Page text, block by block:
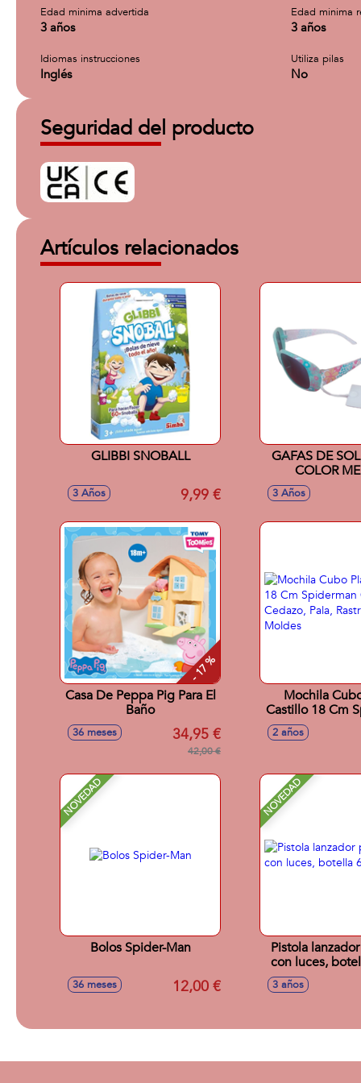
Edad minima advertida
3 años
Edad minima
3 años
Idiomas instrucciones
Inglés
Utiliza pilas
No
Seguridad del producto
Artículos relacionados
GLIBBI SNOBALL
3 Años 9,99 €
GAFAS DE
COLOR
3 Años
- 17 %
Casa De Peppa Pig Para El
Baño
36 meses 34,95 €
42,00 €
Mochila
Castillo 18 Cm
Con Cedazo,
2 años
NOVEDAD
Bolos Spider-Man
36 meses 12,00 €
NOVEDAD
Pistola
con luces,
3 años